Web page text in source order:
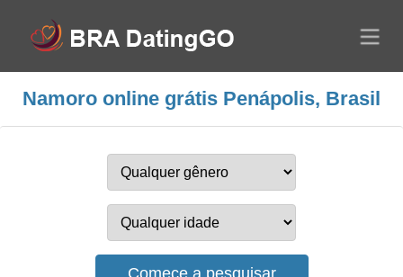
Namoro online grátis Penápolis, Brasil